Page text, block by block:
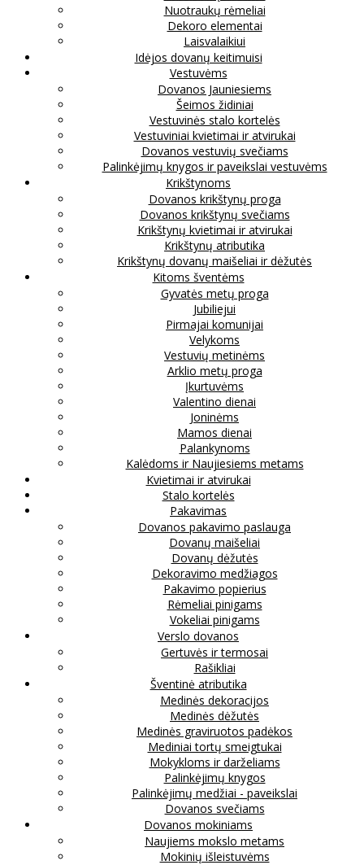
Nuotraukų rėmeliai
Dekoro elementai
Laisvalaikiui
Idėjos dovanų keitimuisi
Vestuvėms
Dovanos Jauniesiems
Šeimos židiniai
Vestuvinės stalo kortelės
Vestuviniai kvietimai ir atvirukai
Dovanos vestuvių svečiams
Palinkėjimų knygos ir paveikslai vestuvėms
Krikštynoms
Dovanos krikštynų proga
Dovanos krikštynų svečiams
Krikštynų kvietimai ir atvirukai
Krikštynų atributika
Krikštynų dovanų maišeliai ir dėžutės
Kitoms šventėms
Gyvatės metų proga
Jubiliejui
Pirmajai komunijai
Velykoms
Vestuvių metinėms
Arklio metų proga
Įkurtuvėms
Valentino dienai
Joninėms
Mamos dienai
Palankynoms
Kalėdoms ir Naujiesiems metams
Kvietimai ir atvirukai
Stalo kortelės
Pakavimas
Dovanos pakavimo paslauga
Dovanų maišeliai
Dovanų dėžutės
Dekoravimo medžiagos
Pakavimo popierius
Rėmeliai pinigams
Vokeliai pinigams
Verslo dovanos
Gertuvės ir termosai
Rašikliai
Šventinė atributika
Medinės dekoracijos
Medinės dėžutės
Medinės graviruotos padėkos
Mediniai tortų smeigtukai
Mokykloms ir darželiams
Palinkėjimų knygos
Palinkėjimų medžiai - paveikslai
Dovanos svečiams
Dovanos mokiniams
Naujiems mokslo metams
Mokinių išleistuvėms